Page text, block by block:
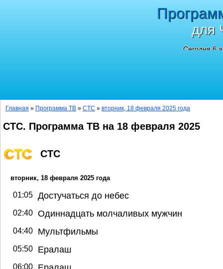
для
Сегодня 6
Главная » Программа ТВ » СТС » вторник, 18 февраля 2025 года
СТС. Программа ТВ на 18 февраля 2025
СТС
вторник, 18 февраля 2025 года
01:05 Достучаться до небес
02:40 Одиннадцать молчаливых мужчин
04:40 Мультфильмы
05:50 Ералаш
06:00